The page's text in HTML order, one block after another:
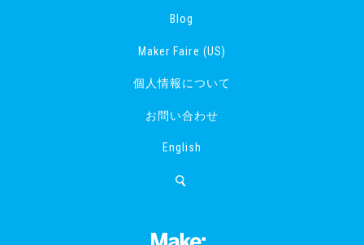
Blog
Maker Faire (US)
個人情報について
お問い合わせ
English